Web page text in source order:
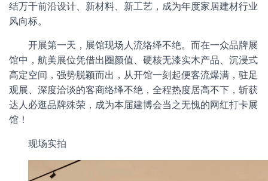
结万千前沿设计、新材料、新工艺，成为年度家居建材行业
风向标。
开展第一天，展馆现场人流络绎不绝。而在一众品牌展
馆中，航美展位凭借出圈颜值、硬核无漆实木产品、沉浸式
高定空间，强势脱颖而出，从开馆一刻起便客流爆满，驻足
观展、深度洽谈的客商络绎不绝，全程热度居高不下，斩获
达人必逛品牌殊荣，成为本届建博会当之无愧的网红打卡展
馆！
现场实拍